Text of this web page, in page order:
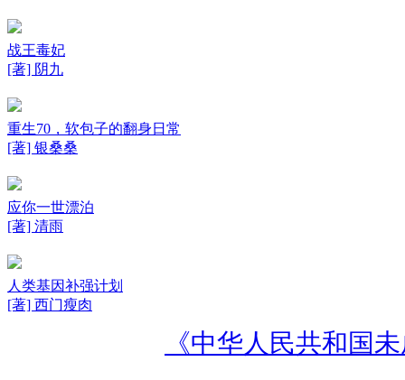
战王毒妃
[著] 阴九
重生70，软包子的翻身日常
[著] 银桑桑
应你一世漂泊
[著] 清雨
人类基因补强计划
[著] 西门瘦肉
《中华人民共和国